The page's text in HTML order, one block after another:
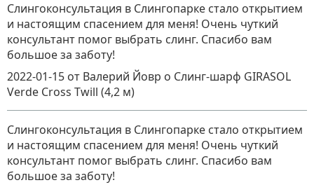
Слингоконсультация в Слингопарке стало открытием
и настоящим спасением для меня! Очень чуткий
консультант помог выбрать слинг. Спасибо вам
большое за заботу!
2022-01-15 от Валерий Йовр о Слинг-шарф GIRASOL
Verde Cross Twill (4,2 м)
Слингоконсультация в Слингопарке стало открытием
и настоящим спасением для меня! Очень чуткий
консультант помог выбрать слинг. Спасибо вам
большое за заботу!